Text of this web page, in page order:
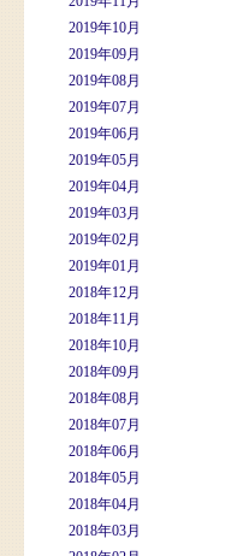
2019年10月
2019年09月
2019年08月
2019年07月
2019年06月
2019年05月
2019年04月
2019年03月
2019年02月
2019年01月
2018年12月
2018年11月
2018年10月
2018年09月
2018年08月
2018年07月
2018年06月
2018年05月
2018年04月
2018年03月